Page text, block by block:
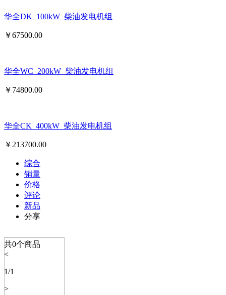
华全DK_100kW_柴油发电机组
￥67500.00
华全WC_200kW_柴油发电机组
￥ 74800.00
华全CK_400kW_柴油发电机组
￥ 213700.00
综合
销量
价格
评论
新品
分享
共0个商品
<
1/1
>